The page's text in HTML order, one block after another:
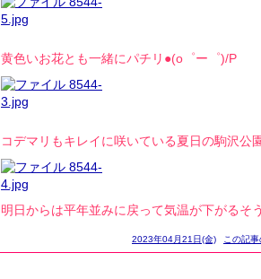
黄色いお花とも一緒にパチリ●(o゜ー゜)/P
コデマリもキレイに咲いている夏日の駒沢公
明日からは平年並みに戻って気温が下がるそ
2023年04月21日(金) この記